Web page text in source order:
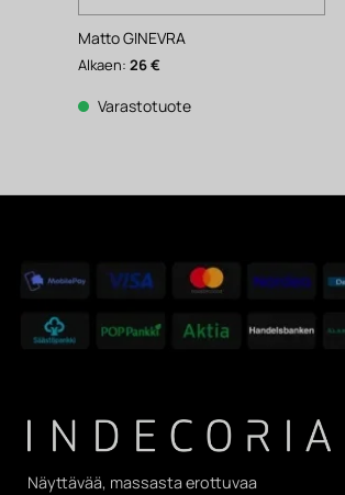
Matto GINEVRA
Alkaen: 26€
Varastotuote
Näyttävää, massasta erottuvaa